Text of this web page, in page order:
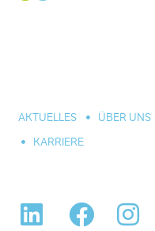
AKTUELLES ÜBER UNS
KARRIERE
LinkedIn Facebook